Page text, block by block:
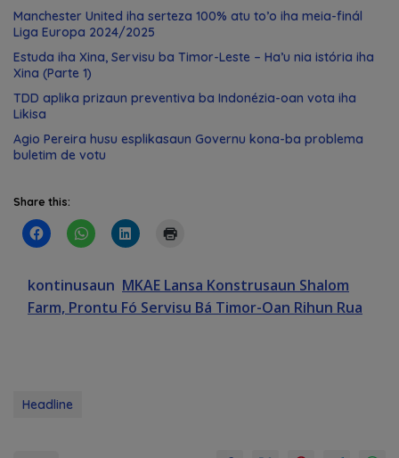
Manchester United iha serteza 100% atu to’o iha meia-finál
Liga Europa 2024/2025
Estuda iha Xina, Servisu ba Timor-Leste – Ha’u nia istória iha
Xina (Parte 1)
TDD aplika prizaun preventiva ba Indonézia-oan vota iha
Likisa
Agio Pereira husu esplikasaun Governu kona-ba problema
buletim de votu
Share this:
kontinusaun MKAE Lansa Konstrusaun Shalom
Farm, Prontu Fó Servisu Bá Timor-Oan Rihun Rua
Headline